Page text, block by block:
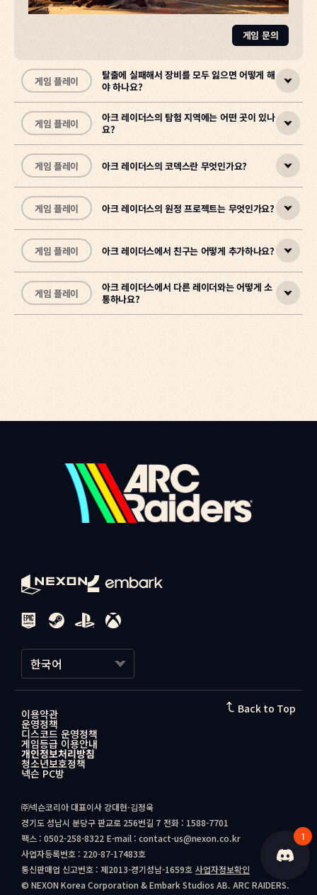
1
게임 문의
게임 문의
게임 플레이
탈출에 실패해서 장비를 모두 잃으면 어떻게 해
야 하나요?
스페란자에서 제공하는
을 이용하거나, 아이템을 모아주
는닭 친구 꼬꼬의 도움을 받아 다시 시작할 수 있습니다.
꼬꼬는 레이더의 신뢰할 수 있는 동료로, 아이템을 수집하는 습관을 가
지고 있습니다.
훈련시키거나 꾸미기 아이템을 입혀 감사의 마음을 표현해 보세요.
게임 플레이
아크 레이더스의 탐험 지역에는 어떤 곳이 있나
요?
탐험 지역은 통칭 ' 러스트 벨트'라 불리며, 댐 전장·파묻힌 도시·우주 기
지·블루 게이트, 스텔라 몬티스, 갈라진 물결 등 6개의 주요 지역과 전
장이 존재합니다.
•댐 전장:숲, 늪, 연구시설, 아파트 건물
•파묻힌 도시:모래에 덮인 붕괴된 도시
•우주 기지:낡은 발사 기지
•블루 게이트: 산악 지대, 터널, 마을, 지하 시설
•스텔라 몬티스:연구시설, 엑소더스
•갈라진 물결:해안 지대, 항구
게임 플레이 아크 레이더스의 코덱스란 무엇인가요?
코덱스는 레이더가 게임 세계를 탐험하며 경험한 ARC, 러스트 벨트의
다양한 장소, 만나는 인물들의 정보를 수집·기록하는백과사전(도감)
시스템입니다.
게임을 진행할수록 더 많은 항목이 잠금 해제되며,레이더의 경험이 쌓
일수록 새로운 정보가 계속 추가됩니다.
게임 문의
게임 플레이 아크 레이더스의 원정 프로젝트는 무엇인가요?
원정 프로젝트는 20레벨 도달 시 해제되는 기능으로, 진행도를 초기화
하고 새롭게 시작하는 시점을 스스로 선택할 수 있는 시스템입니다.
강제로 진행되는 초기화가 아니라 새로운 여정을 언제 시작할지 직접
결정하는 구조이며, 일부 보상과 장기 진행 요소는 유지하면서 깔끔하
• 인벤토리, 보관함 아이템, 제작 진행도
유지되는 항목
• 꾸미기 아이템 및 구매한 아이템
• 레이더 토큰 및 평판 점수
혜택 및 보너스
원정을 완료하면 계정 전체에 적용되는 지속적인 혜택을 받게 됩니다.
• 각 원정 완료 시 제공되는 고유 꾸미기 보상
게임 플레이 아크 레이더스에서 친구는 어떻게 추가하나요?
친구 추가하기
추가된 플레이어는 친구 요청을 받게 됩니다. 요청을 수락하면 그 플레
이어가 친구 목록에 등록됩니다.
라운드 종료 후 친구 추가하기
라운드가 끝난 뒤 함께 플레이한 레이더를 친구로 추가하는 방법:
인할 수 있습니다. 원하는 플레이어를 선택하고 [친구 요청 보내기]를
누릅니다.
친구를 파티에 초대하기
기존 친구든 새로 사귄 친구든, 함께 플레이하려면 라운드 시작 전에
1. 로비 화면에서 플레이 위젯 상단에 있는 + 아이콘을 선택합니다.
2. 초대할 친구 또는 최근 플레이어를 선택합니다.
3. 상대에게 파티 초대가 전송되며, 수락하면 파티에 합류합니다.
라운드에서 만난 레이더와 스쿼드 구성하기
추가하지 않고도 바로 파티에 초대할 수 있습니다.
1. 로비 화면 오른쪽 하단의 소셜 버튼을 선택합니다.
2. [최근] 항목으로 이동하여 방금 함께 플레이한 플레이어 목록을 확
인합니다.
3. 함께할 레이더를 선택하고 [파티 초대]를 선택합니다.
게임 플레이
아크 레이더스에서 다른 레이더와는 어떻게 소
통하나요?
• PlayStation 및 Xbox: R1 / RT
원한다면 설정에서 입력 방식을 자유롭게 변경할 수 있습니다.
픈 마이크 또는 눌러서 말하기 중 원하는 방식을 설정할 수 있습니다.
근접 음성 채팅도 동일한 방식으로 설정할 수 있습니다. 근접 음성 채
팅을 사용하면 스쿼드 외 레이더와도 대화할 수 있어, 다른 레이더를
설득해 협력자로 만들 수 있습니다.
레이드 중 목소리를 다르게 바꾸고 싶으신가요? 레이더 보이스를 사용
하면 음성 채팅에서 본인 목소리가 들리는 방식을 변경할 수 있습니다.
레이더 보이스는 파티 음성 채팅과 근접 음성 채팅 모두에 적용하거나,
근접 음성 채팅에만 적용할 수도 있습니다.
레이더 보이스 활성화 방법:
1. 설정 메뉴를 엽니다.
3. 레이더 보이스 (베타)를 선택합니다.
4. 원하는 음성 설정을 고른 뒤 저장합니다.
이제 본인 스타일에 맞는 목소리로 다음 모험을 떠날 준비가 되었습니
다.
게임 문의
한국어
日本語
이용약관
운영정책
디스코드 운영정책
게임등급 이용안내
개인정보처리방침
청소년보호정책
넥슨 PC방
Back to Top
㈜넥슨코리아 대표이사 강대현·김정욱
경기도 성남시 분당구 판교로 256번길 7 전화 : 1588-7701
팩스 : 0502-258-8322 E-mail : contact-us@nexon.co.kr
사업자등록번호 : 220-87-17483호
통신판매업 신고번호 : 제2013-경기성남-1659호 사업자정보확인
© NEXON Korea Corporation & Embark Studios AB. ARC RAIDERS.